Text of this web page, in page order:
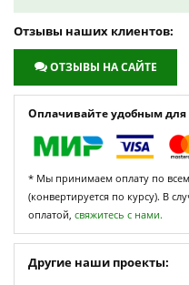
Отзывы наших клиентов:
ОТЗЫВЫ НА САЙТЕ
Оплачивайте удобным для
* Мы принимаем оплату по
(конвертируется по курсу). В
оплатой, свяжитесь с нами.
Другие наши проекты: